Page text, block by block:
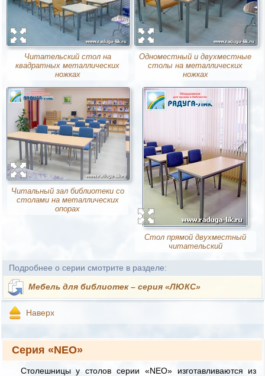
Читательский стол на
квадратных металлических
ножках
Одноместный и двухместные
столы на металлических
ножках
Читальный зал библиотеки со
столами на металлических
опорах
Стол прямой двухместный
читательский
Подробнее о серии смотрите в разделе:
Мебель для библиотек – серия «ЛЮКС»
Наверх
Серия «NEO»
Столешницы у столов серии «NEO» изготавливаются из